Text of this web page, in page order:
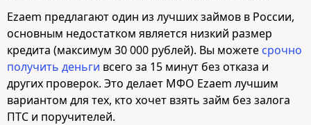
Ezaem предлагают один из лучших займов в России,
основным недостатком является низкий размер
кредита (максимум 30 000 рублей). Вы можете срочно
получить деньги всего за 15 минут без отказа и
других проверок. Это делает МФО Ezaem лучшим
вариантом для тех, кто хочет взять займ без залога
ПТС и поручителей.